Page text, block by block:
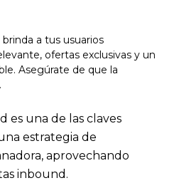
a tus usuarios
ofertas exclusivas y un
Asegúrate de que la
es una de las claves
estrategia de
aprovechando
inbound.